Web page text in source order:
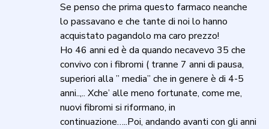
Se penso che prima questo farmaco neanche
lo passavano e che tante di noi lo hanno
acquistato pagandolo ma caro prezzo!
Ho 46 anni ed è da quando necavevo 35 che
convivo con i fibromi ( tranne 7 anni di pausa,
superiori alla ” media” che in genere è di 4-5
anni..,.. Xche’ alle meno fortunate, come me,
nuovi fibromi si riformano, in
continuazione…..Poi, andando avanti con gli anni